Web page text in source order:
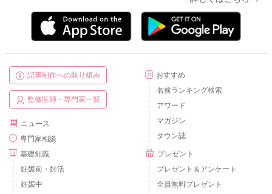
記事制作への取り組み
監修医師・専門家一覧
ニュース
専門家相談
基礎知識
妊娠前・妊活
妊娠中
おすすめ
名前ランキング検索
アワード
マガジン
タウン誌
プレゼント
プレゼント＆アンケート
全員無料プレゼント